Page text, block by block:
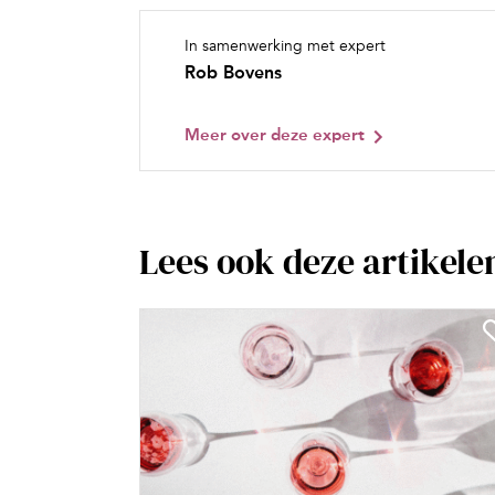
In samenwerking met expert
Rob Bovens
Meer over deze expert
Lees ook deze